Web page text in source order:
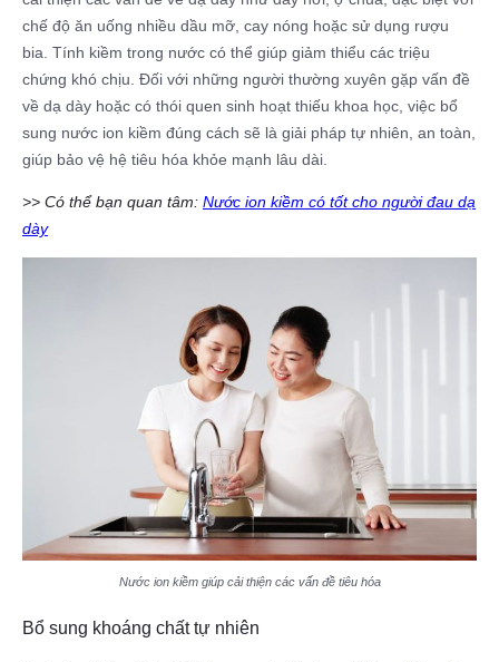
chế độ ăn uống nhiều dầu mỡ, cay nóng hoặc sử dụng rượu
bia. Tính kiềm trong nước có thể giúp giảm thiểu các triệu
chứng khó chịu. Đối với những người thường xuyên gặp vấn đề
về dạ dày hoặc có thói quen sinh hoạt thiếu khoa học, việc bổ
sung nước ion kiềm đúng cách sẽ là giải pháp tự nhiên, an toàn,
giúp bảo vệ hệ tiêu hóa khỏe mạnh lâu dài.
>> Có thể bạn quan tâm: Nước ion kiềm có tốt cho người đau dạ
dày
Nước ion kiềm giúp cải thiện các vấn đề tiêu hóa
Bổ sung khoáng chất tự nhiên